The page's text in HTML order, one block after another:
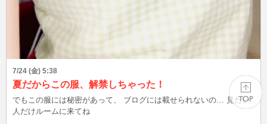
7/24 (金) 5:38
夏だからこの服、解禁しちゃった！
でもこの服には秘密があって、 ブログには載せられないの… 見たい
人だけルームに来てね